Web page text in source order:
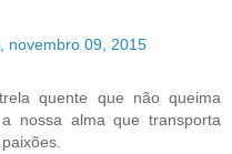
novembro 09, 2015
quente que não queima
nossa alma que transporta